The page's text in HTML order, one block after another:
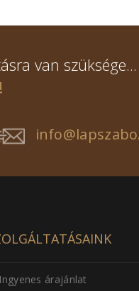
van szüksége...
Ingyenes árajánlat